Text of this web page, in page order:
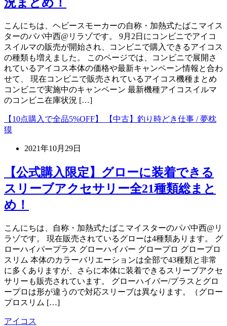
こんにちは、ヘビースモーカーの自称・加熱式たばこマイス
ターのパパ中西@リラゾです。 9月2日にコンビニでアイコ
スイルマの販売が開始され、コンビニで購入できるアイコス
の種類も増えました。 このページでは、コンビニで展開さ
れているアイコス本体の価格や最新キャンペーン情報と合わ
せて、 現在コンビニで販売されているアイコス機種まとめ
コンビニで実施中のキャンペーン 最新機種アイコスイルマ
のコンビニ在庫状況 […]
【10点購入で全品5%OFF】 【中古】釣り時どき仕事 / 夢枕
獏
2021年10月29日
【公式購入限定】グローに装着できる
スリーブアクセサリー全21種類総まと
め！
こんにちは、自称・加熱式たばこマイスターのパパ中西@リ
ラゾです。 現在販売されているグローは4種類あります。 グ
ローハイパープラス グローハイパー グロープロ グロープロ
スリム 本体のカラーバリエーションは全部で43種類と非常
に多くありますが、さらに本体に装着できるスリーブアクセ
サリーも販売されています。 グローハイパー/プラスとグロ
ープロは形が違うので対応スリーブは異なります。（グロー
プロスリム […]
アイコス